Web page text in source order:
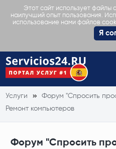
Этот сайт использует файлы
наилучший опыт пользования.
использование нами файлов
Я
Услуги
Форум "Спросить
Ремонт компьютеров
Форум "Спросить